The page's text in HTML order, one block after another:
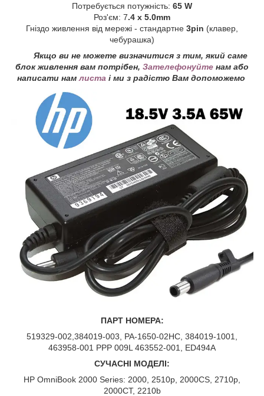
Потребується потужність: 65 W
Роз'єм: 7.4 x 5.0mm
Гніздо живлення від мережі - стандартне 3pin (клавер,
чебурашка)
Якщо ви не можете визначитися з тим, який саме
блок живлення вам потрібен, Зателефонуйте нам або
написати нам листа і ми з радістю Вам допоможемо
ПАРТ НОМЕРА:
519329-002,384019-003, PA-1650-02HC, 384019-1001,
463958-001 PPP 009L 463552-001, ED494A
СУЧАСНІ МОДЕЛІ:
HP OmniBook 2000 Series: 2000, 2510p, 2000CS, 2710p,
2000CT, 2210b